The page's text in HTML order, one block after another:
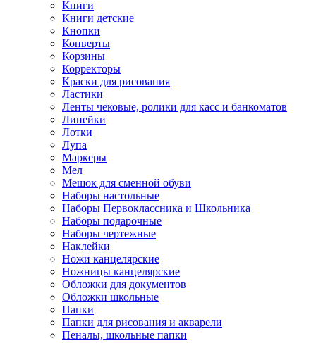
Книги
Книги детские
Кнопки
Конверты
Корзины
Корректоры
Краски для рисования
Ластики
Ленты чековые, ролики для касс и банкоматов
Линейки
Лотки
Лупа
Маркеры
Мел
Мешок для сменной обуви
Наборы настольные
Наборы Первоклассника и Школьника
Наборы подарочные
Наборы чертежные
Наклейки
Ножи канцелярские
Ножницы канцелярские
Обложки для документов
Обложки школьные
Папки
Папки для рисования и акварели
Пеналы, школьные папки